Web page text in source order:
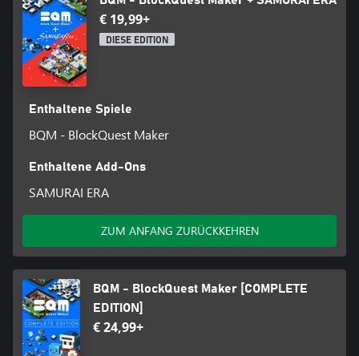
€ 19,99+
DIESE EDITION
Enthaltene Spiele
BQM - BlockQuest Maker
Enthaltene Add-Ons
SAMURAI ERA
ZUM ANFANG ZURÜCKKEHREN
BQM - BlockQuest Maker [COMPLETE
EDITION]
€ 24,99+